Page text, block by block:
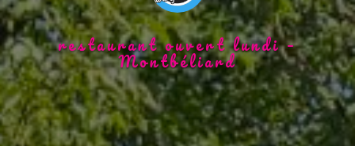
restaurant ouvert lundi –
Montbéliard